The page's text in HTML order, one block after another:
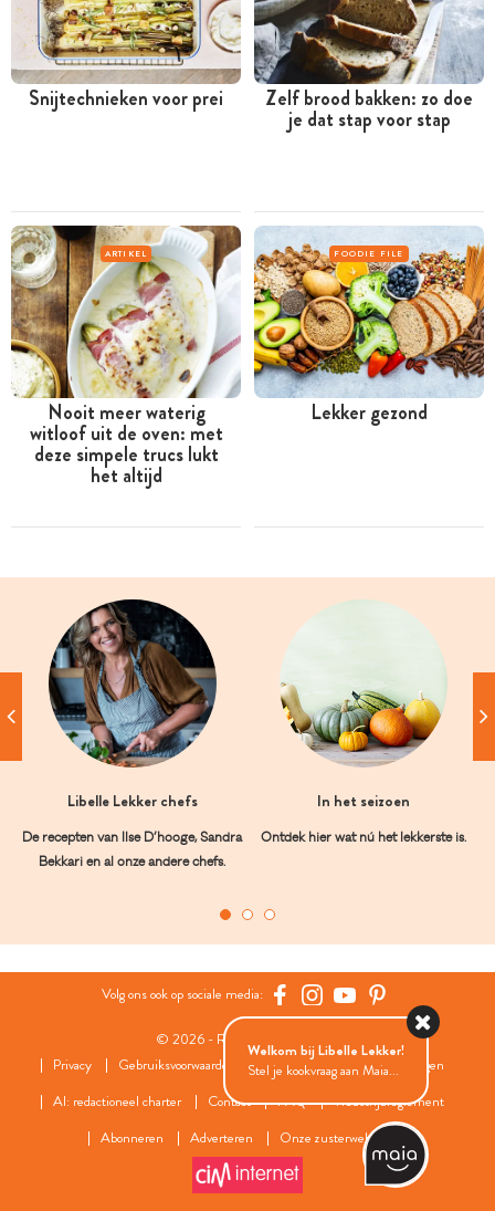
Snijtechnieken voor prei Zelf brood bakken: zo doe
je dat stap voor stap
ARTIKEL
Nooit meer waterig
witloof uit de oven: met
deze simpele trucs lukt
het altijd
FOODIE FILE
Lekker gezond
Libelle Lekker chefs
De recepten van Ilse D’hooge, Sandra
Bekkari en al onze andere chefs.
In het seizoen
Ontdek hier wat nú het lekkerste is.
Volg ons ook op sociale media:
© 2026 - Roularta Media Group
Privacy
Gebruiksvoorwaarden Cookies
Cookies instellingen
AI: redactioneel charter
Contact FAQ
Wedstrijdreglement
Abonneren
Adverteren Onze zusterwebsites
Welkom bij Libelle Lekker!
Stel je kookvraag aan Maia...